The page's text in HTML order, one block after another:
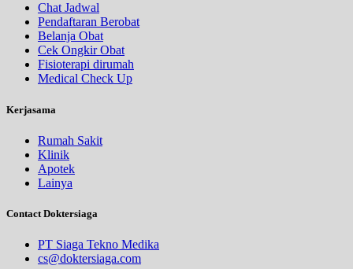
Chat Jadwal
Pendaftaran Berobat
Belanja Obat
Cek Ongkir Obat
Fisioterapi dirumah
Medical Check Up
Kerjasama
Rumah Sakit
Klinik
Apotek
Lainya
Contact Doktersiaga
PT Siaga Tekno Medika
cs@doktersiaga.com